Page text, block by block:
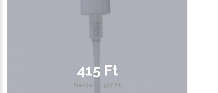
415 Ft
Nettó ár: 327 Ft